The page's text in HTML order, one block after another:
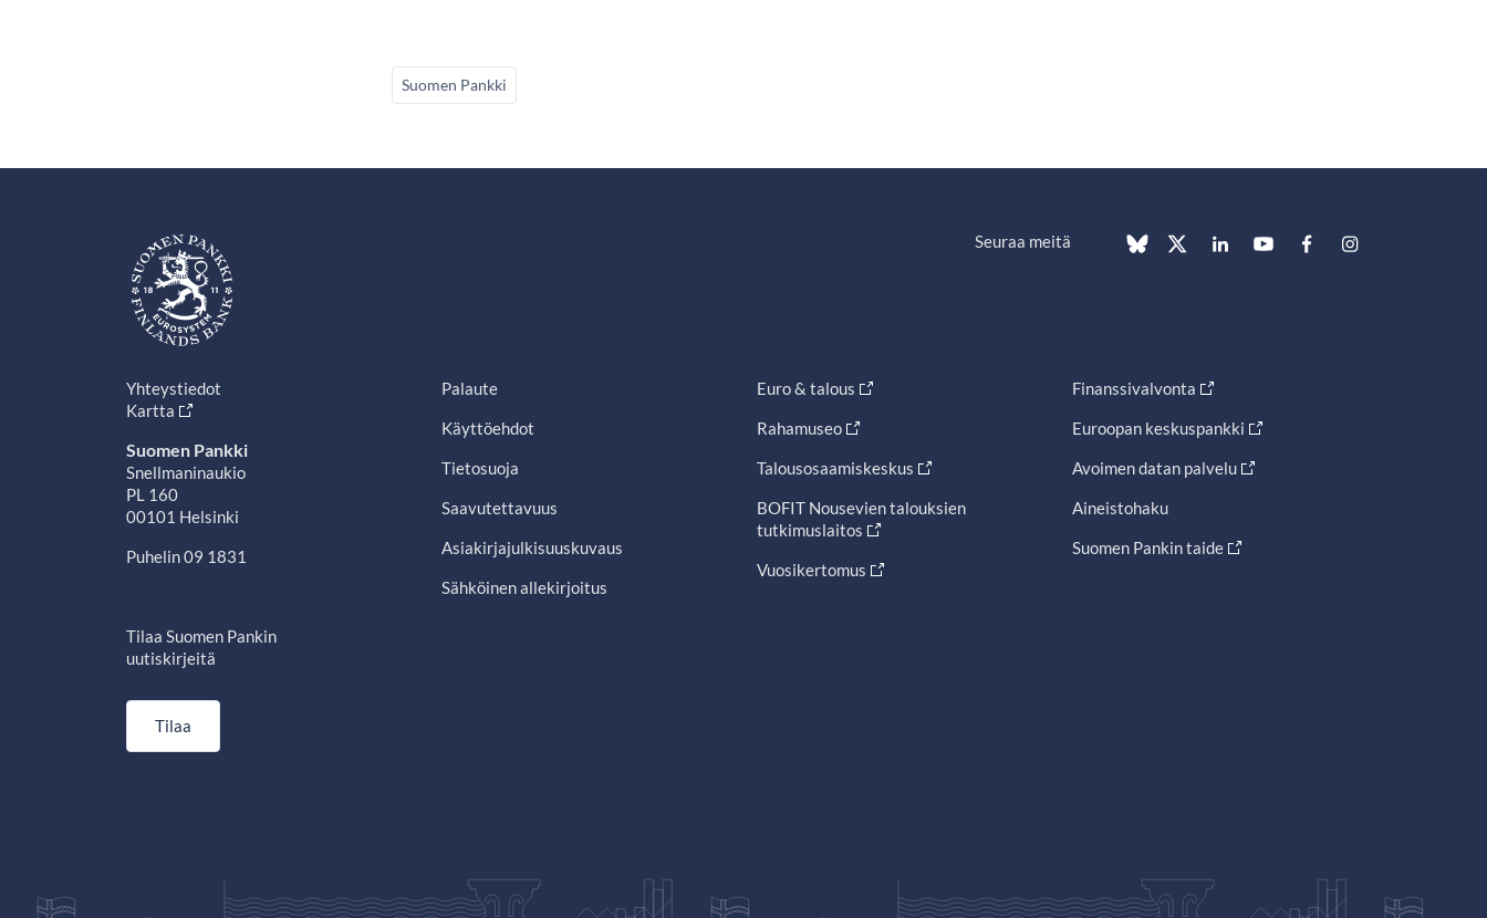
Suomen Pankki
Seuraa meitä
Yhteystiedot
Kartta
Suomen Pankki
Snellmaninaukio
PL 160
00101 Helsinki
Puhelin 09 1831
Tilaa Suomen Pankin
uutiskirjeitä
Tilaa
Palaute
Käyttöehdot
Tietosuoja
Saavutettavuus
Asiakirjajulkisuuskuvaus
Sähköinen allekirjoitus
Euro & talous
Rahamuseo
Talousosaamiskeskus
BOFIT Nousevien talouksien
tutkimuslaitos
Vuosikertomus
Finanssivalvonta
Euroopan keskuspankki
Avoimen datan palvelu
Aineistohaku
Suomen Pankin taide